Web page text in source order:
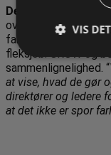
Den Sociale
overfor andre, hvor
faktisk har, når
fleksjob. GROW og
sammenlignelighed. “
at vise, hvad de gør
direktører og ledere
at det ikke er spor
VIS